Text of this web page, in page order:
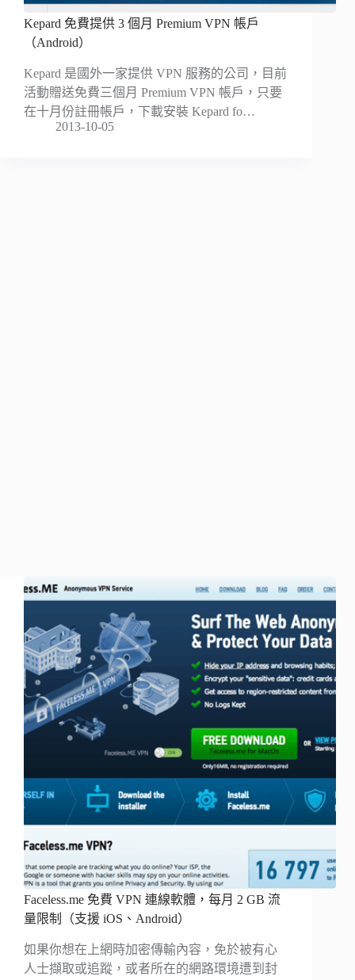
Kepard 免費提供 3 個月 Premium VPN 帳戶
（Android）
Kepard 是國外一家提供 VPN 服務的公司，目前
活動贈送免費三個月 Premium VPN 帳戶，只要
在十月份註冊帳戶，下載安裝 Kepard fo…
2013-10-05
Faceless.me 免費 VPN 連線軟體，每月 2 GB 流
量限制（支援 iOS、Android）
如果你想在上網時加密傳輸內容，免於被有心
人士擷取或追蹤，或者所在的網路環境遭到封